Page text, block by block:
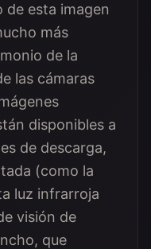
esta imagen
más
de la
las cámaras
disponibles a
de descarga,
(como la
luz infrarroja
visión de
que